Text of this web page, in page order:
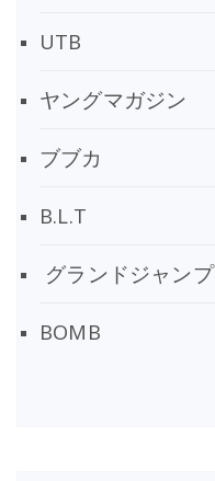
UTB
ヤングマガジン
ブブカ
B.L.T
グランドジャンプ
BOMB